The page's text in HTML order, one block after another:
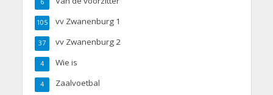
vv Zwanenburg 1
105
vv Zwanenburg 2
37
Wie is
4
Zaalvoetbal
4